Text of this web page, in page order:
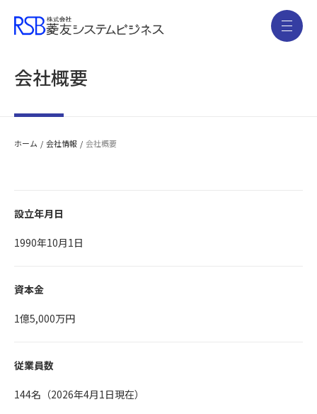
会社概要
ホーム 会社情報 会社概要
設立年月日
1990年10月1日
資本金
1億5,000万円
従業員数
144名（2026年4月1日現在）